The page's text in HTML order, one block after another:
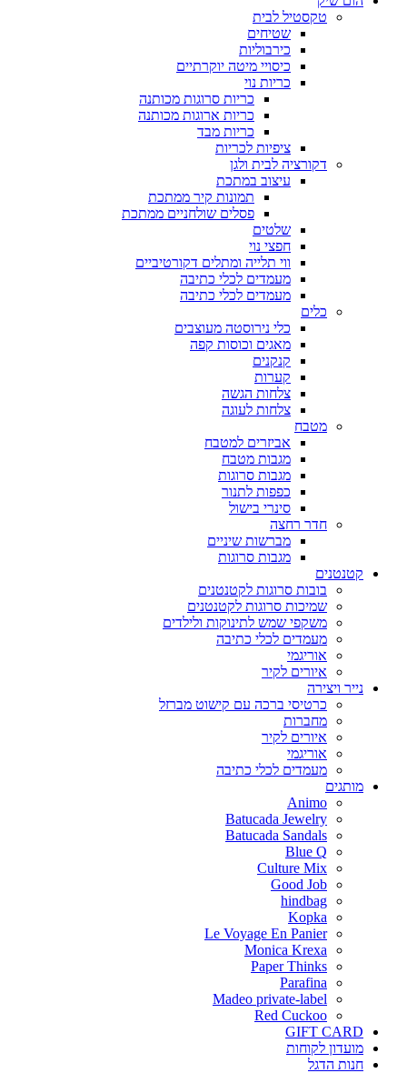
טקסטיל לבית
שטיחים
כירבוליות
כיסויי מיטה יוקרתיים
כריות נוי
כריות סרוגות מכותנה
כריות ארוגות מכותנה
כריות מבד
ציפיות לכריות
דקורציה לבית ולגן
עיצוב במתכת
תמונות קיר ממתכת
פסלים שולחניים ממתכת
שלטים
חפצי נוי
ווי תלייה ומתלים דקורטיביים
מעמדים לכלי כתיבה
מעמדים לכלי כתיבה
כלים
כלי נירוסטה מעוצבים
מאגים וכוסות קפה
קנקנים
קערות
צלחות הגשה
צלחות לעוגה
מטבח
אביזרים למטבח
מגבות מטבח
מגבות סרוגות
כפפות לתנור
סינרי בישול
חדר רחצה
מברשות שיניים
מגבות סרוגות
קטנטנים
בובות סרוגות לקטנטנים
שמיכות סרוגות לקטנטנים
משקפי שמש לתינוקות ולילדים
מעמדים לכלי כתיבה
אוריגמי
איורים לקיר
נייר ויצירה
כרטיסי ברכה עם קישוט מברזל
מחברות
איורים לקיר
אוריגמי
מעמדים לכלי כתיבה
מותגים
Animo
Batucada Jewelry
Batucada Sandals
Blue Q
Culture Mix
Good Job
hindbag
Kopka
Le Voyage En Panier
Monica Krexa
Paper Thinks
Parafina
Madeo private-label
Red Cuckoo
GIFT CARD
מועדון לקוחות
חנות הדגל